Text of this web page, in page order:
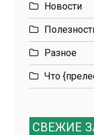
Новости
Разное
Что
СВЕЖИЕ